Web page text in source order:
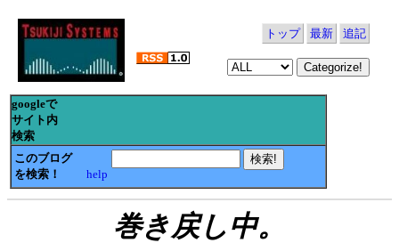
トップ 最新 追記
googleで
サイト内
検索
このブログ
を検索！
help
巻き戻し中。